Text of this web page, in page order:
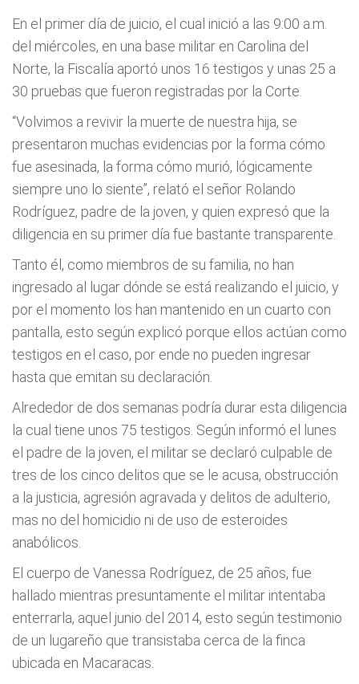
En el primer día de juicio, el cual inició a las 9:00 a.m.
del miércoles, en una base militar en Carolina del
Norte, la Fiscalía aportó unos 16 testigos y unas 25 a
30 pruebas que fueron registradas por la Corte.
“Volvimos a revivir la muerte de nuestra hija, se
presentaron muchas evidencias por la forma cómo
fue asesinada, la forma cómo murió, lógicamente
siempre uno lo siente”, relató el señor Rolando
Rodríguez, padre de la joven, y quien expresó que la
diligencia en su primer día fue bastante transparente.
Tanto él, como miembros de su familia, no han
ingresado al lugar dónde se está realizando el juicio, y
por el momento los han mantenido en un cuarto con
pantalla, esto según explicó porque ellos actúan como
testigos en el caso, por ende no pueden ingresar
hasta que emitan su declaración.
Alrededor de dos semanas podría durar esta diligencia
la cual tiene unos 75 testigos. Según informó el lunes
el padre de la joven, el militar se declaró culpable de
tres de los cinco delitos que se le acusa, obstrucción
a la justicia, agresión agravada y delitos de adulterio,
mas no del homicidio ni de uso de esteroides
anabólicos.
El cuerpo de Vanessa Rodríguez, de 25 años, fue
hallado mientras presuntamente el militar intentaba
enterrarla, aquel junio del 2014, esto según testimonio
de un lugareño que transistaba cerca de la finca
ubicada en Macaracas.